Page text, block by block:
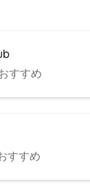
すすめ
すすめ